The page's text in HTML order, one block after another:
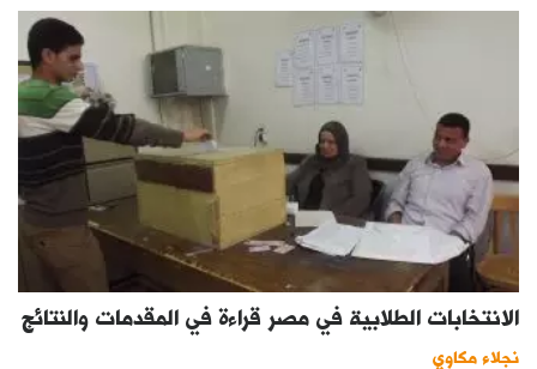
الانتخابات الطلابية في مصر قراءة في المقدمات والنتائج
نجلاء مكاوي